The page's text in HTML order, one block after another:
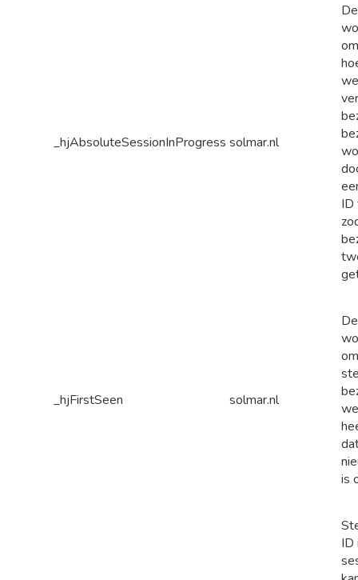
_hjAbsoluteSessionInProgress solmar.nl
ID
_hjFirstSeen solmar.nl
is
ID